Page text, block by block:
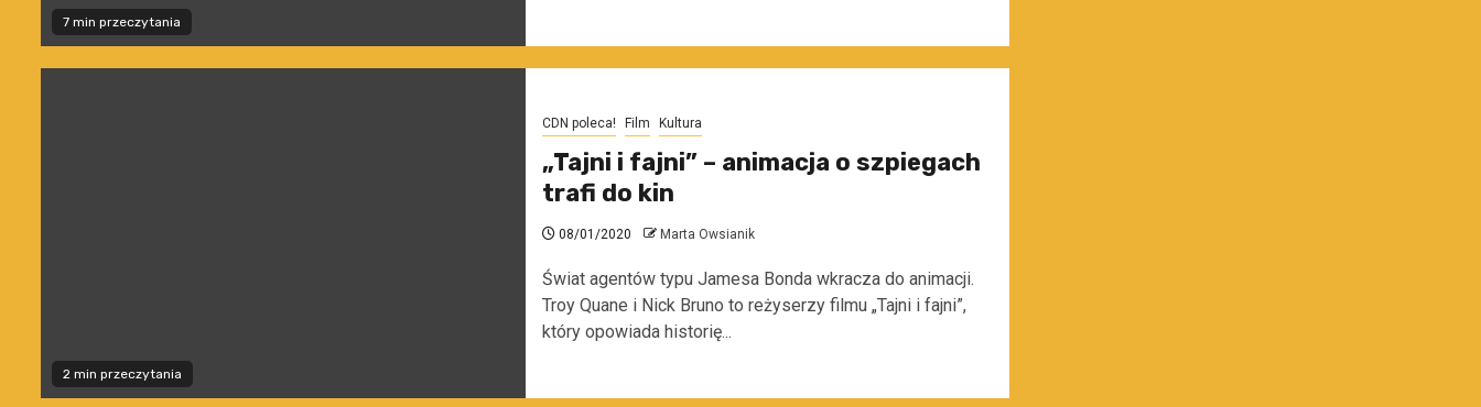
7 min przeczytania
2 min przeczytania
CDN poleca! Film Kultura
„Tajni i fajni” – animacja o szpiegach
trafi do kin
08/01/2020 Marta Owsianik
Świat agentów typu Jamesa Bonda wkracza do animacji.
Troy Quane i Nick Bruno to reżyserzy filmu „Tajni i fajni”,
który opowiada historię...